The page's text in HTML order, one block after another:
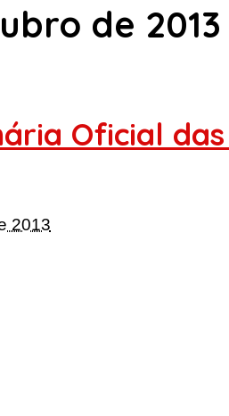
de 2013
Oficial
2013